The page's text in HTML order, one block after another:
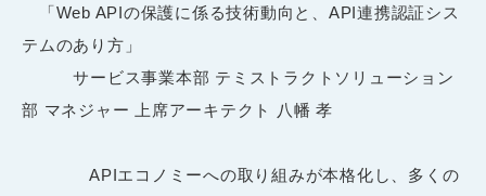
「Web APIの保護に係る技術動向と、API連携認証シス
テムのあり方」
サービス事業本部 テミストラクトソリューション
部 マネジャー 上席アーキテクト 八幡 孝
APIエコノミーへの取り組みが本格化し、多くの